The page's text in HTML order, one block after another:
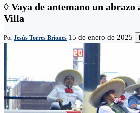
◊ Vaya de antemano un
Villa
Por Jesús Torres Briones 15 de enero de 2025